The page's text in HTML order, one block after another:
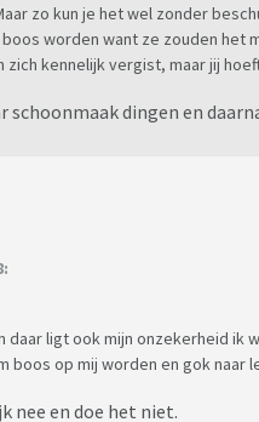
zo kun je het wel zonder
worden want ze zouden het
kennelijk vergist, maar jij
dingen en
daar ligt ook mijn onzekerheid ik
boos op mij worden en gok naar
nee en doe het niet.